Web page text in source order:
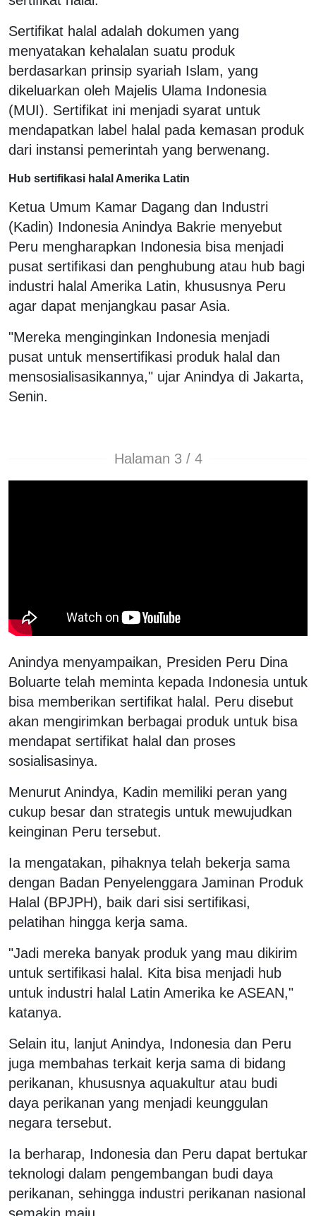
Sertifikat halal adalah dokumen yang
menyatakan kehalalan suatu produk
berdasarkan prinsip syariah Islam, yang
dikeluarkan oleh Majelis Ulama Indonesia
(MUI). Sertifikat ini menjadi syarat untuk
mendapatkan label halal pada kemasan produk
dari instansi pemerintah yang berwenang.
Hub sertifikasi halal Amerika Latin
Ketua Umum Kamar Dagang dan Industri
(Kadin) Indonesia Anindya Bakrie menyebut
Peru mengharapkan Indonesia bisa menjadi
pusat sertifikasi dan penghubung atau hub bagi
industri halal Amerika Latin, khususnya Peru
agar dapat menjangkau pasar Asia.
"Mereka menginginkan Indonesia menjadi
pusat untuk mensertifikasi produk halal dan
mensosialisasikannya," ujar Anindya di Jakarta,
Senin.
Halaman 3 / 4
Anindya menyampaikan, Presiden Peru Dina
Boluarte telah meminta kepada Indonesia untuk
bisa memberikan sertifikat halal. Peru disebut
akan mengirimkan berbagai produk untuk bisa
mendapat sertifikat halal dan proses
sosialisasinya.
Menurut Anindya, Kadin memiliki peran yang
cukup besar dan strategis untuk mewujudkan
keinginan Peru tersebut.
Ia mengatakan, pihaknya telah bekerja sama
dengan Badan Penyelenggara Jaminan Produk
Halal (BPJPH), baik dari sisi sertifikasi,
pelatihan hingga kerja sama.
"Jadi mereka banyak produk yang mau dikirim
untuk sertifikasi halal. Kita bisa menjadi hub
untuk industri halal Latin Amerika ke ASEAN,"
katanya.
Selain itu, lanjut Anindya, Indonesia dan Peru
juga membahas terkait kerja sama di bidang
perikanan, khususnya aquakultur atau budi
daya perikanan yang menjadi keunggulan
negara tersebut.
Ia berharap, Indonesia dan Peru dapat bertukar
teknologi dalam pengembangan budi daya
perikanan, sehingga industri perikanan nasional